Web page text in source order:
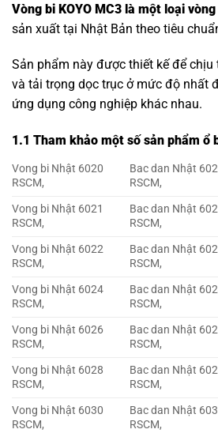
Vòng bi KOYO MC3 là một loại
sản xuất tại Nhật Bản theo tiêu
Sản phẩm này được thiết kế để
và tải trọng dọc trục ở mức độ nhất
ứng dụng công nghiệp khác nhau.
1.1 Tham khảo một số sản phẩm ổ
Vong bi Nhật 6020
RSCM,
Bac dan Nhật
RSCM,
Vong bi Nhật 6021
RSCM,
Bac dan Nhật
RSCM,
Vong bi Nhật 6022
RSCM,
Bac dan Nhật
RSCM,
Vong bi Nhật 6024
RSCM,
Bac dan Nhật
RSCM,
Vong bi Nhật 6026
RSCM,
Bac dan Nhật
RSCM,
Vong bi Nhật 6028
RSCM,
Bac dan Nhật
RSCM,
Vong bi Nhật 6030
RSCM,
Bac dan Nhật
RSCM,